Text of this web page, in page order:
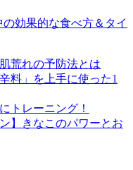
の効果的な食べ方＆タイ
荒れの予防法とは
料」を上手に使った1
トレーニング！
】きなこのパワーとお